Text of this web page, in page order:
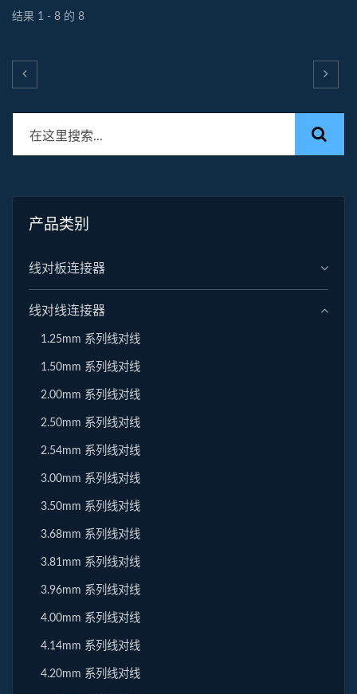
结果 1 - 8 的 8
产品类别
线对板连接器
线对线连接器
1.25mm 系列线对线
1.50mm 系列线对线
2.00mm 系列线对线
2.50mm 系列线对线
2.54mm 系列线对线
3.00mm 系列线对线
3.50mm 系列线对线
3.68mm 系列线对线
3.81mm 系列线对线
3.96mm 系列线对线
4.00mm 系列线对线
4.14mm 系列线对线
4.20mm 系列线对线